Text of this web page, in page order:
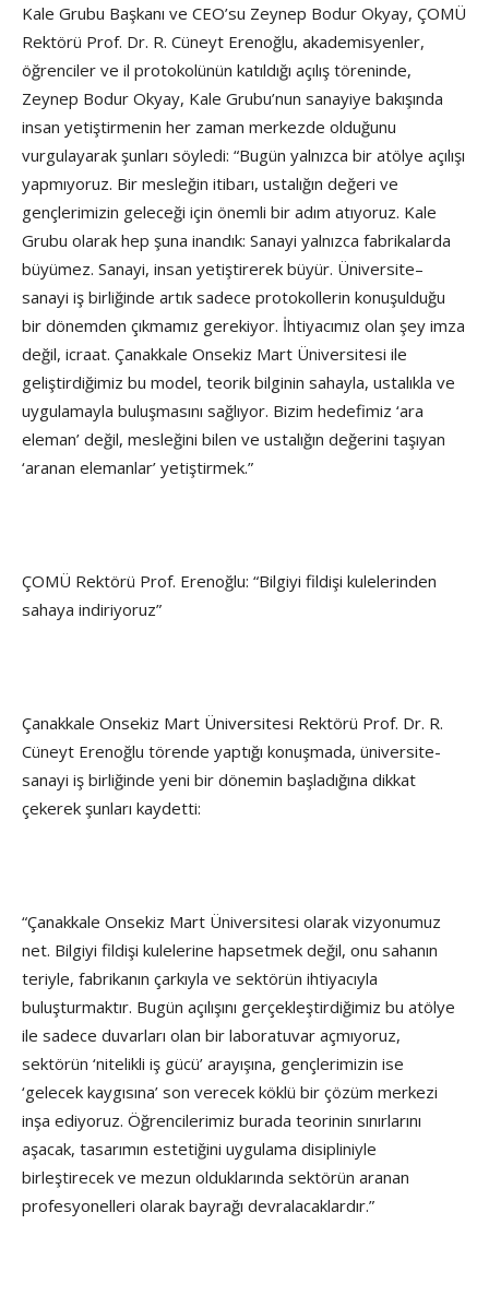
Kale Grubu Başkanı ve CEO’su Zeynep Bodur Okyay, ÇOMÜ
Rektörü Prof. Dr. R. Cüneyt Erenoğlu, akademisyenler,
öğrenciler ve il protokolünün katıldığı açılış töreninde,
Zeynep Bodur Okyay, Kale Grubu’nun sanayiye bakışında
insan yetiştirmenin her zaman merkezde olduğunu
vurgulayarak şunları söyledi: “Bugün yalnızca bir atölye açılışı
yapmıyoruz. Bir mesleğin itibarı, ustalığın değeri ve
gençlerimizin geleceği için önemli bir adım atıyoruz. Kale
Grubu olarak hep şuna inandık: Sanayi yalnızca fabrikalarda
büyümez. Sanayi, insan yetiştirerek büyür. Üniversite–
sanayi iş birliğinde artık sadece protokollerin konuşulduğu
bir dönemden çıkmamız gerekiyor. İhtiyacımız olan şey imza
değil, icraat. Çanakkale Onsekiz Mart Üniversitesi ile
geliştirdiğimiz bu model, teorik bilginin sahayla, ustalıkla ve
uygulamayla buluşmasını sağlıyor. Bizim hedefimiz ‘ara
eleman’ değil, mesleğini bilen ve ustalığın değerini taşıyan
‘aranan elemanlar’ yetiştirmek.”
ÇOMÜ Rektörü Prof. Erenoğlu: “Bilgiyi fildişi kulelerinden
sahaya indiriyoruz”
Çanakkale Onsekiz Mart Üniversitesi Rektörü Prof. Dr. R.
Cüneyt Erenoğlu törende yaptığı konuşmada, üniversite-
sanayi iş birliğinde yeni bir dönemin başladığına dikkat
çekerek şunları kaydetti:
“Çanakkale Onsekiz Mart Üniversitesi olarak vizyonumuz
net. Bilgiyi fildişi kulelerine hapsetmek değil, onu sahanın
teriyle, fabrikanın çarkıyla ve sektörün ihtiyacıyla
buluşturmaktır. Bugün açılışını gerçekleştirdiğimiz bu atölye
ile sadece duvarları olan bir laboratuvar açmıyoruz,
sektörün ‘nitelikli iş gücü’ arayışına, gençlerimizin ise
‘gelecek kaygısına’ son verecek köklü bir çözüm merkezi
inşa ediyoruz. Öğrencilerimiz burada teorinin sınırlarını
aşacak, tasarımın estetiğini uygulama disipliniyle
birleştirecek ve mezun olduklarında sektörün aranan
profesyonelleri olarak bayrağı devralacaklardır.”